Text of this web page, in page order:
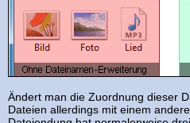
Ändert man die Zuordnung dieser
Dateien allerdings mit einem